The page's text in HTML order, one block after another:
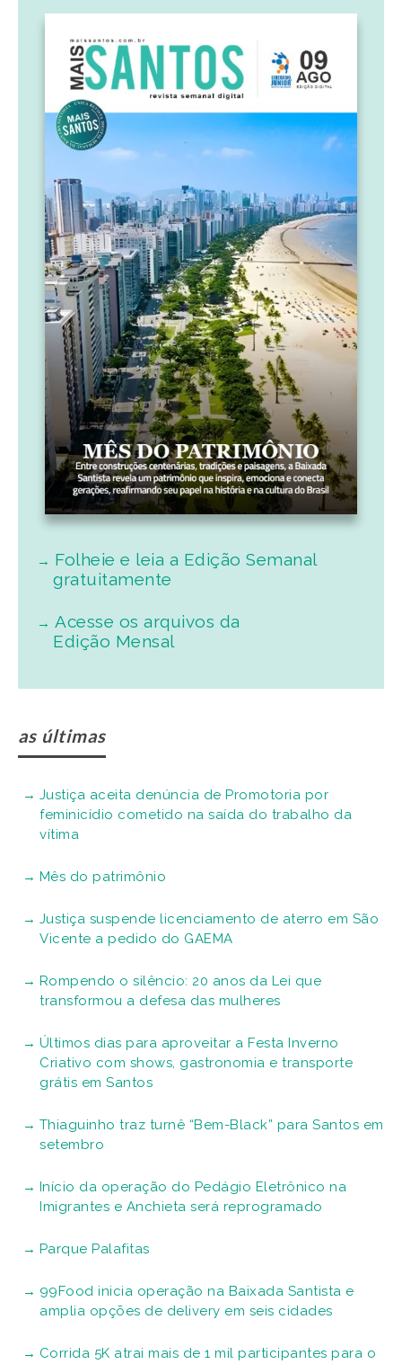
Folheie e leia a Edição Semanal
gratuitamente
Acesse os arquivos da
Edição Mensal
as últimas
Justiça aceita denúncia de Promotoria por
feminicídio cometido na saída do trabalho da
vítima
Mês do patrimônio
Justiça suspende licenciamento de aterro em São
Vicente a pedido do GAEMA
Rompendo o silêncio: 20 anos da Lei que
transformou a defesa das mulheres
Últimos dias para aproveitar a Festa Inverno
Criativo com shows, gastronomia e transporte
grátis em Santos
Thiaguinho traz turnê “Bem-Black” para Santos em
setembro
Início da operação do Pedágio Eletrônico na
Imigrantes e Anchieta será reprogramado
Parque Palafitas
99Food inicia operação na Baixada Santista e
amplia opções de delivery em seis cidades
Corrida 5K atrai mais de 1 mil participantes para o